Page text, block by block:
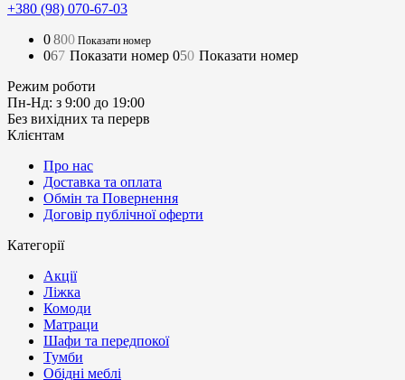
+380 (98) 070-67-03
0800 Показати номер
067 Показати номер 050 Показати номер
Режим роботи
Пн-Нд: з 9:00 до 19:00
Без вихідних та перерв
Клієнтам
Про нас
Доставка та оплата
Обмін та Повернення
Договір публічної оферти
Категорії
Акції
Ліжка
Комоди
Матраци
Шафи та передпокої
Тумби
Обідні меблі